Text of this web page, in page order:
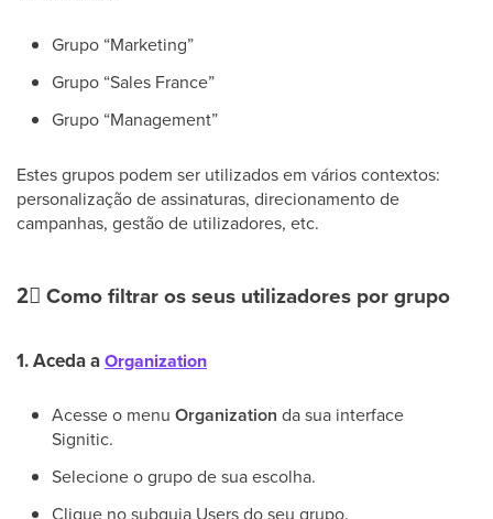
Grupo “Marketing”
Grupo “Sales France”
Grupo “Management”
Estes grupos podem ser utilizados em vários contextos:
personalização de assinaturas, direcionamento de
campanhas, gestão de utilizadores, etc.
2⃣ Como filtrar os seus utilizadores por grupo
1. Aceda aOrganization
Acesse o menu Organization da sua interface
Signitic.
Selecione o grupo de sua escolha.
Clique no subguia Users do seu grupo.